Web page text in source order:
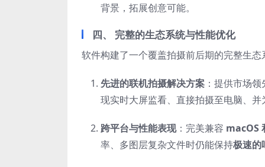
背景，拓展创意可能。
四、 完整的生态系统与性能优化
软件构建了一个覆盖拍摄前后期的完整生态
先进的联机拍摄解决方案 ：提供市场领
现实时大屏监看、直接拍摄至电脑、并
跨平台与性能表现：完美兼容 macOS
率、多图层复杂文件时仍能保持极速的